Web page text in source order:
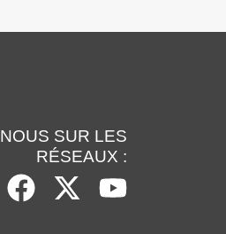
SUR LES
RÉSEAUX :